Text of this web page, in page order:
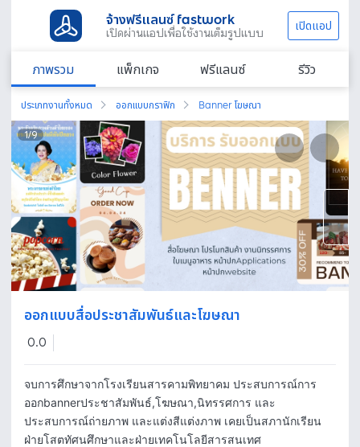
จ้างฟรีแลนซ์ fastwork
เปิดผ่านแอปเพื่อใช้งานเต็มรูปแบบ เปิดแอป
ภาพรวม แพ็กเกจ ฟรีแลนซ์ รีวิว
ประเภทงานทั้งหมด ออกแบบกราฟิก Banner โฆษณา
1/9
ออกแบบสื่อประชาสัมพันธ์และโฆษณา
0.0
จบการศึกษาจากโรงเรียนสารคามพิทยาคม ประสบการณ์การ
ออกbannerประชาสัมพันธ์,โฆษณา,นิทรรศการ และ
ประสบการณ์ถ่ายภาพ และแต่งสีแต่งภาพ เคยเป็นสภานักเรียน
ฝ่ายโสตทัศนศึกษาและฝ่ายเทคโนโลยีสารสนเทศ